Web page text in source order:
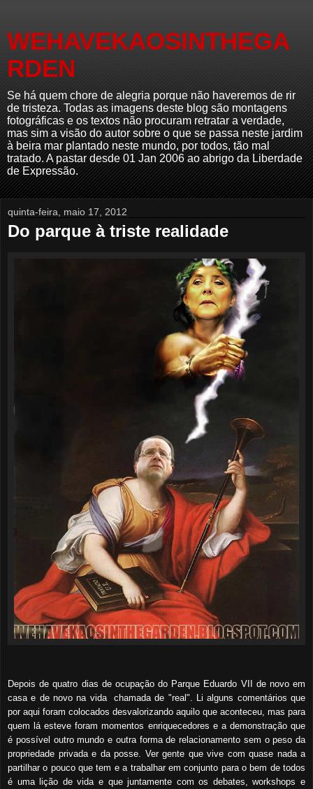
WEHAVEKAOSINTHEGA
RDEN
Se há quem chore de alegria porque não haveremos de rir
de tristeza. Todas as imagens deste blog são montagens
fotográficas e os textos não procuram retratar a verdade,
mas sim a visão do autor sobre o que se passa neste jardim
à beira mar plantado neste mundo, por todos, tão mal
tratado. A pastar desde 01 Jan 2006 ao abrigo da Liberdade
de Expressão.
quinta-feira, maio 17, 2012
Do parque à triste realidade
Depois de quatro dias de ocupação do Parque Eduardo VII de novo em
casa e de novo na vida chamada de "real". Li alguns comentários que
por aqui foram colocados desvalorizando aquilo que aconteceu, mas para
quem lá esteve foram momentos enriquecedores e a demonstração que
é possível outro mundo e outra forma de relacionamento sem o peso da
propriedade privada e da posse. Ver gente que vive com quase nada a
partilhar o pouco que tem e a trabalhar em conjunto para o bem de todos
é uma lição de vida e que juntamente com os debates, workshops e